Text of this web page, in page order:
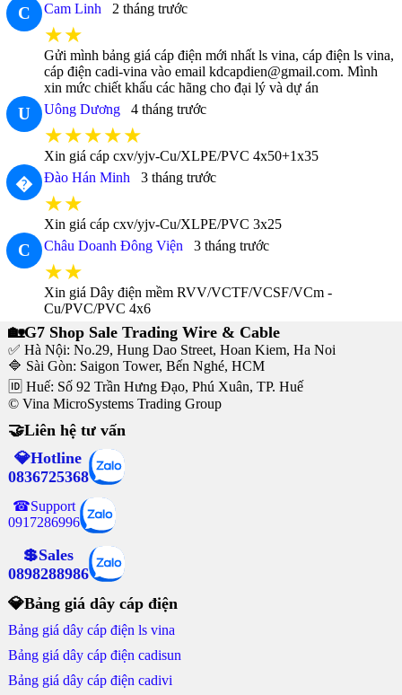
C Cam Linh 2 tháng trước
★★
Gửi mình bảng giá cáp điện mới nhất ls vina, cáp điện ls vina,
cáp điện cadi-vina vào email kdcapdien@gmail.com. Mình
xin mức chiết khấu các hãng cho đại lý và dự án
U Uông Dương 4 tháng trước
★★★★★
Xin giá cáp cxv/yjv-Cu/XLPE/PVC 4x50+1x35
� Đào Hán Minh 3 tháng trước
★★
Xin giá cáp cxv/yjv-Cu/XLPE/PVC 3x25
C Châu Doanh Đông Viện 3 tháng trước
★★
Xin giá Dây điện mềm RVV/VCTF/VCSF/VCm -
Cu/PVC/PVC 4x6
🏡G7 Shop Sale Trading Wire & Cable
✅ Hà Nội: No.29, Hung Dao Street, Hoan Kiem, Ha Noi
🔷 Sài Gòn: Saigon Tower, Bến Nghé, HCM
🆔 Huế: Số 92 Trần Hưng Đạo, Phú Xuân, TP. Huế
© Vina MicroSystems Trading Group
🤝Liên hệ tư vấn
💎Hotline
0836725368
☎Support
0917286996
💲Sales
0898288986
💎Bảng giá dây cáp điện
Bảng giá dây cáp điện ls vina
Bảng giá dây cáp điện cadisun
Bảng giá dây cáp điện cadivi